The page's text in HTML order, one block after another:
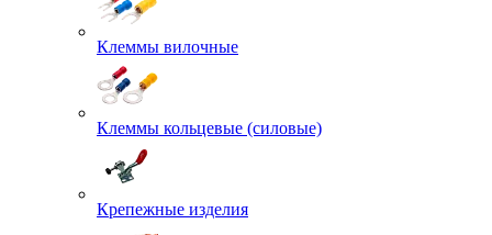
Клеммы вилочные
Клеммы кольцевые (силовые)
Крепежные изделия